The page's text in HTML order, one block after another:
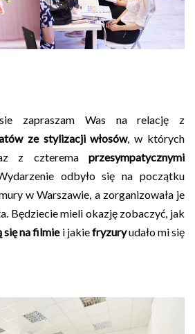
zapraszam Was na relację z
ze stylizacji włosów, w których
z czterema przesympatycznymi
odbyło się na początku
w Warszawie, a zorganizowała je
Będziecie mieli okazję zobaczyć, jak
się na filmiei jakiefryzuryudało mi się